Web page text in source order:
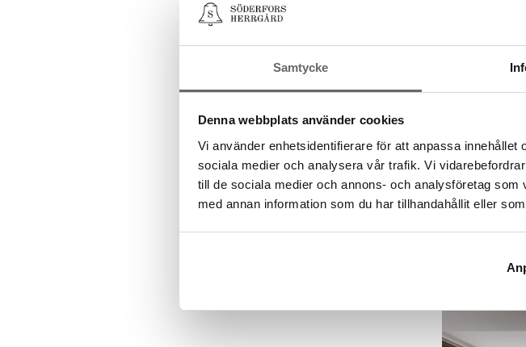
Samtycke
Denna webbplats använder cookies
Vi använder enhetsidentifierare för att anpassa
sociala medier och analysera vår trafik. Vi
till de sociala medier och annons- och analysföretag
med annan information som du har tillhandahållit eller